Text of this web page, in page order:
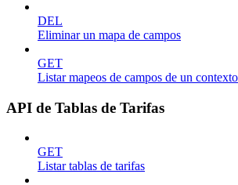
DEL
Eliminar un mapa de campos
GET
Listar mapeos de campos de un contexto
API de Tablas de Tarifas
GET
Listar tablas de tarifas